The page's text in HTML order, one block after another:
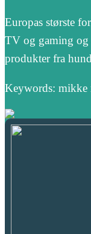
Europas største
TV og gaming og
produkter fra
Keywords: mikke